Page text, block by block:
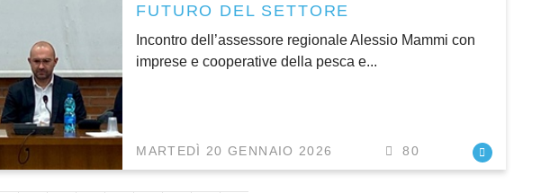
FUTURO DEL SETTORE
Incontro dell’assessore regionale Alessio Mammi con
imprese e cooperative della pesca e...
MARTEDÌ 20 GENNAIO 2026 80